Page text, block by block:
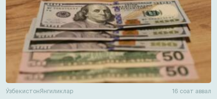
ЎзбекистонЯнгиликлар 16 соат аввал